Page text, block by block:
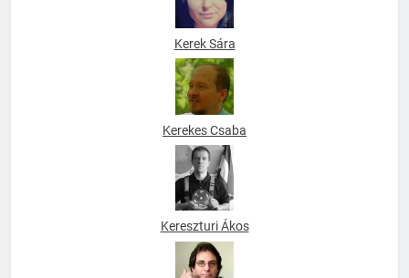
Kerek Sára
Kerekes Csaba
Kereszturi Ákos